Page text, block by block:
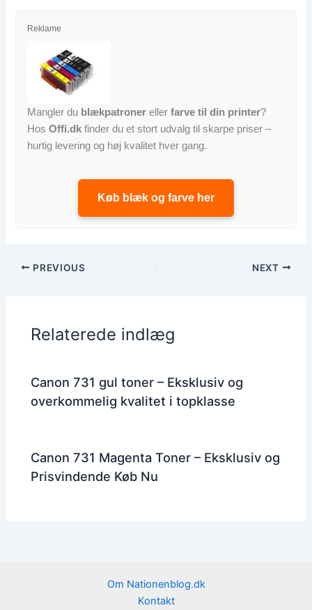
Reklame
Mangler du blækpatroner ellerfarve til din printer?
HosOffi.dk finder du et stort udvalg til skarpe priser –
hurtig levering og høj kvalitet hver gang.
Køb blæk og farve her
PREVIOUS NEXT
Relaterede indlæg
Canon 731 gul toner – Eksklusiv og
overkommelig kvalitet i topklasse
Canon 731 Magenta Toner – Eksklusiv og
Prisvindende Køb Nu
Om Nationenblog.dk
Kontakt